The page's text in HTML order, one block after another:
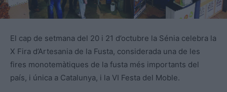
El cap de setmana del 20 i 21 d’octubre la Sénia celebra la
X Fira d’Artesania de la Fusta, considerada una de les
fires monotemàtiques de la fusta més importants del
país, i única a Catalunya, i la VI Festa del Moble.